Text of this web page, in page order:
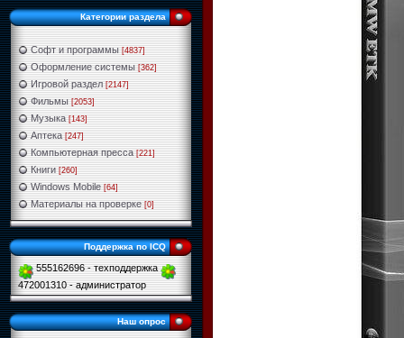
Категории раздела
Софт и программы [4837]
Оформление системы [362]
Игровой раздел [2147]
Фильмы [2053]
Музыка [143]
Аптека [247]
Компьютерная пресса [221]
Книги [260]
Windows Mobile [64]
Материалы на проверке [0]
Поддержка по ICQ
555162696 - техподдержка
472001310 - администратор
Наш опрос